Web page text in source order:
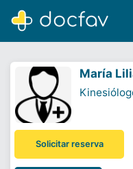
María
Solicitar reserva